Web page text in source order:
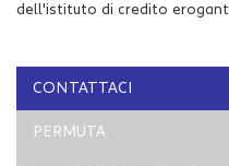
dell'istituto di credito
CONTATTACI
PERMUTA